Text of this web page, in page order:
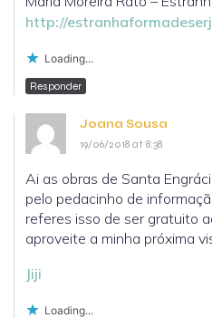
http://
Loading...
Responder
Joana Sousa
19/06/2018 at 8:38
Ai as obras de Santa
pelo pedacinho de
referes isso de ser gratuito
aproveite a minha próxima
Jiji
Loading...